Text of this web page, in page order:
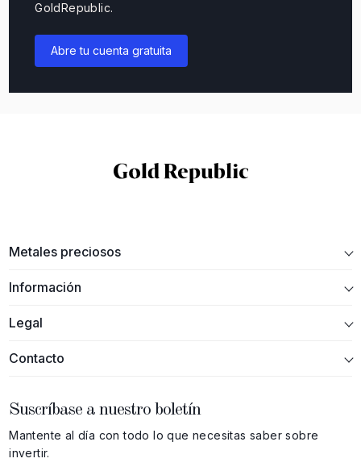
GoldRepublic.
Abre tu cuenta gratuita
Metales preciosos
Información
Legal
Contacto
Suscríbase a nuestro boletín
Mantente al día con todo lo que necesitas saber sobre
invertir.